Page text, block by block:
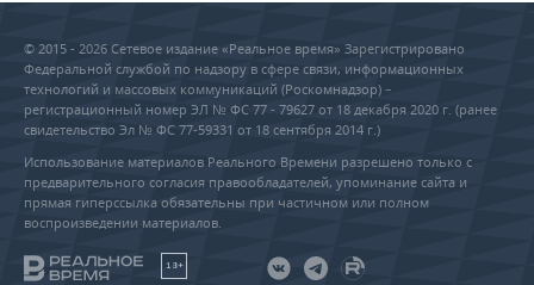
© 2015 - 2026 Сетевое издание «Реальное время» Зарегистрировано
Федеральной службой по надзору в сфере связи, информационных
технологий и массовых коммуникаций (Роскомнадзор) –
регистрационный номер ЭЛ № ФС 77 - 79627 от 18 декабря 2020 г. (ранее
свидетельство Эл № ФС 77-59331 от 18 сентября 2014 г.)
Использование материалов Реального Времени разрешено только с
предварительного согласия правообладателей, упоминание сайта и
прямая гиперссылка обязательны при частичном или полном
воспроизведении материалов.
18+